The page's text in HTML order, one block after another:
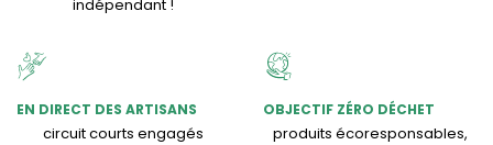
indépendant !
EN DIRECT DES ARTISANS
circuit courts engagés
OBJECTIF ZÉRO DÉCHET
produits écoresponsables,